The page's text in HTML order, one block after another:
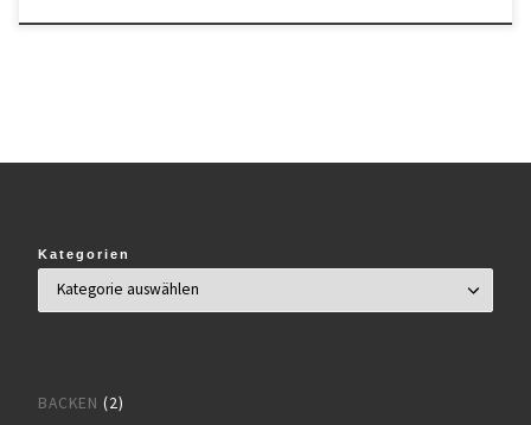
Kategorien
BACKEN (2)